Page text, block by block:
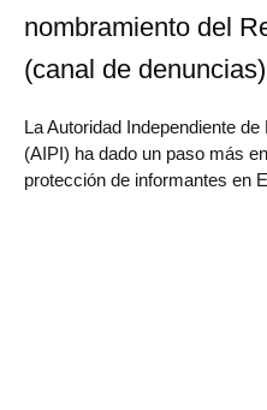
nombramiento del
(canal de denuncias)
La Autoridad Independiente
(AIPI) ha dado un paso más
protección de informantes en